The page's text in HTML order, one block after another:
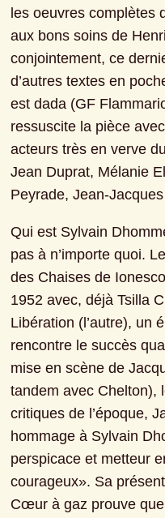
les oeuvres complètes
aux bons soins de
conjointement, ce
d’autres textes en
est dada (GF
ressuscite la pièce
acteurs très en verve
Jean Duprat, Mélanie
Peyrade, Jean-
Qui est Sylvain
pas à n’importe quoi.
des Chaises de
1952 avec, déjà Tsilla
Libération (l’autre), un
rencontre le succès
mise en scène de
tandem avec Chelton),
critiques de l’époque,
hommage à Sylvain
perspicace et metteur
courageux». Sa
Cœur à gaz prouve que